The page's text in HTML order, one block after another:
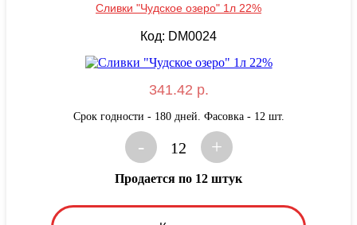
Сливки "Чудское озеро" 1л 22%
Код: DM0024
341.42 р.
Срок годности - 180 дней. Фасовка - 12 шт.
- 12 +
Продается по 12 штук